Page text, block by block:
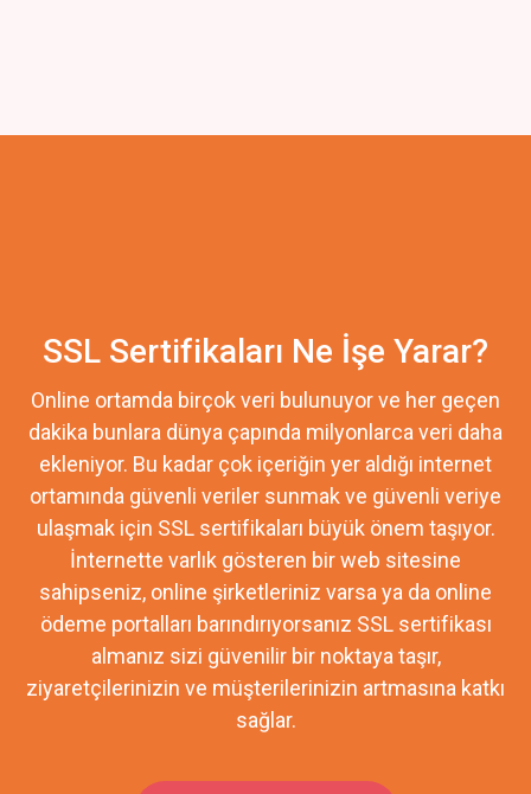
SSL Sertifikaları Ne İşe Yarar?
Online ortamda birçok veri bulunuyor ve her geçen
dakika bunlara dünya çapında milyonlarca veri daha
ekleniyor. Bu kadar çok içeriğin yer aldığı internet
ortamında güvenli veriler sunmak ve güvenli veriye
ulaşmak için SSL sertifikaları büyük önem taşıyor.
İnternette varlık gösteren bir web sitesine
sahipseniz, online şirketleriniz varsa ya da online
ödeme portalları barındırıyorsanız SSL sertifikası
almanız sizi güvenilir bir noktaya taşır,
ziyaretçilerinizin ve müşterilerinizin artmasına katkı
sağlar.